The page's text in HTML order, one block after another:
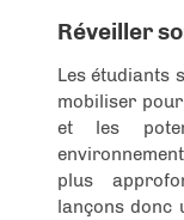
Réveiller
Les étudiants
mobiliser
et les
plus
lançons donc